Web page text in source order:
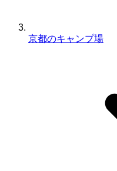
京都のキャンプ場